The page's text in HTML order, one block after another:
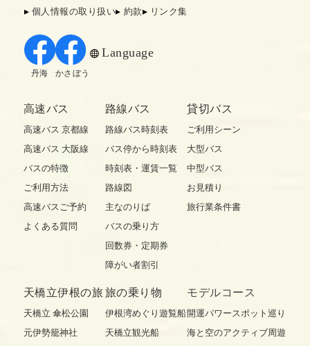
個人情報の取り扱い
約款 リンク集
Language
丹海 かさぼう
高速バス
高速バス 京都線
高速バス 大阪線
バスの特徴
ご利用方法
高速バスご予約
よくある質問
路線バス
路線バス時刻表
バス停から時刻表
時刻表・運賃一覧
路線図
主なのりば
バスの乗り方
回数券・定期券
障がい者割引
貸切バス
ご利用シーン
大型バス
中型バス
お見積り
旅行業条件書
天橋立伊根の旅
天橋立 傘松公園
元伊勢籠神社
旅の乗り物
伊根湾めぐり遊覧船
天橋立観光船
モデルコース
開運パワースポット巡り
海と空のアクティブ周遊